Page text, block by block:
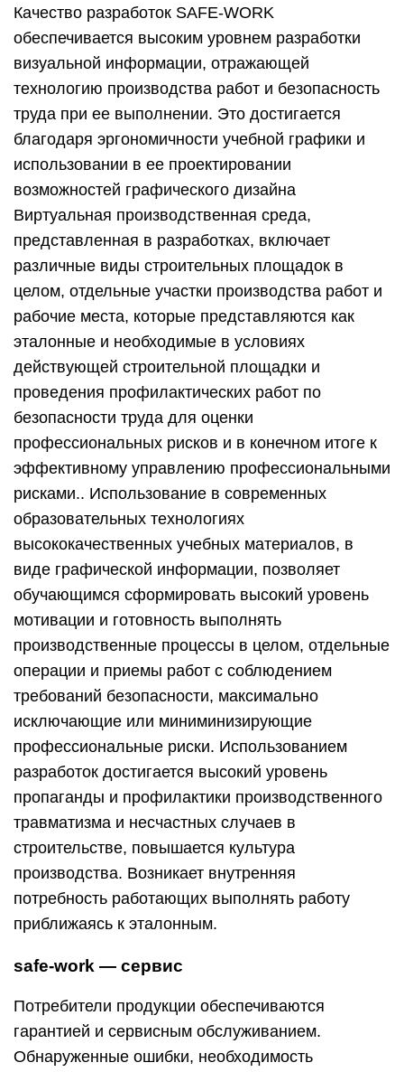
Качество разработок SAFE-WORK
обеспечивается высоким уровнем разработки
визуальной информации, отражающей
технологию производства работ и безопасность
труда при ее выполнении. Это достигается
благодаря эргономичности учебной графики и
использовании в ее проектировании
возможностей графического дизайна
Виртуальная производственная среда,
представленная в разработках, включает
различные виды строительных площадок в
целом, отдельные участки производства работ и
рабочие места, которые представляются как
эталонные и необходимые в условиях
действующей строительной площадки и
проведения профилактических работ по
безопасности труда для оценки
профессиональных рисков и в конечном итоге к
эффективному управлению профессиональными
рисками.. Использование в современных
образовательных технологиях
высококачественных учебных материалов, в
виде графической информации, позволяет
обучающимся сформировать высокий уровень
мотивации и готовность выполнять
производственные процессы в целом, отдельные
операции и приемы работ с соблюдением
требований безопасности, максимально
исключающие или миниминизирующие
профессиональные риски. Использованием
разработок достигается высокий уровень
пропаганды и профилактики производственного
травматизма и несчастных случаев в
строительстве, повышается культура
производства. Возникает внутренняя
потребность работающих выполнять работу
приближаясь к эталонным.
safe-work — сервис
Потребители продукции обеспечиваются
гарантией и сервисным обслуживанием.
Обнаруженные ошибки, необходимость